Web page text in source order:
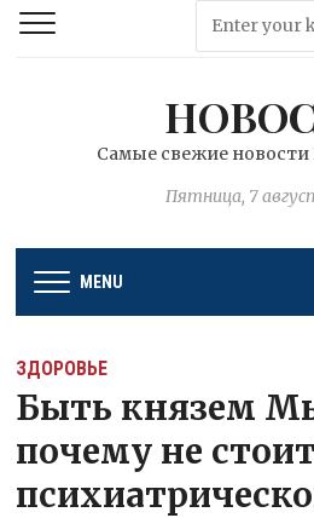
Самые свежие новости
Пятница, 7
MENU
ЗДОРОВЬЕ
Быть князем
почему не